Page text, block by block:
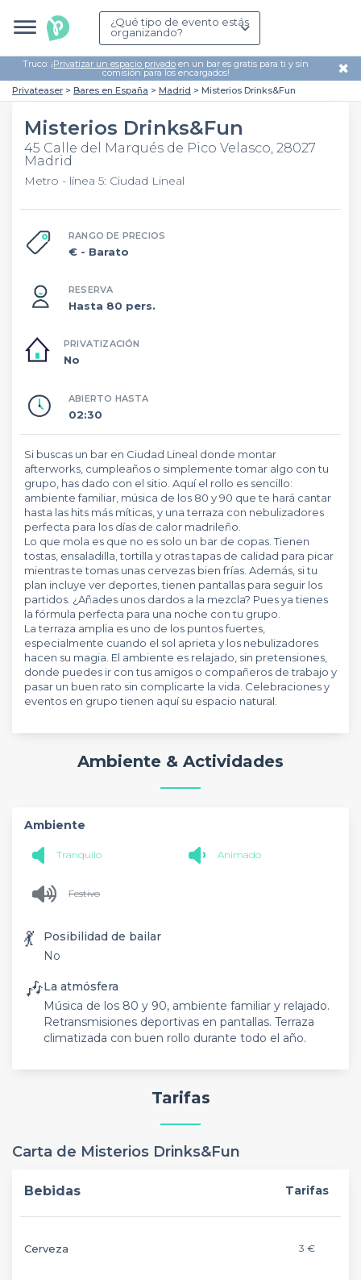
¿Qué tipo de evento estás
organizando?
Truco: ¡Privatizar un espacio privado en un bar es gratis para ti y sin
comisión para los encargados! ✖
Privateaser Bares en España Madrid Misterios Drinks&Fun
Misterios Drinks&Fun
45 Calle del Marqués de Pico Velasco, 28027
Madrid
Metro - línea 5: Ciudad Lineal
RANGO DE PRECIOS
€ - Barato
RESERVA
Hasta 80 pers.
PRIVATIZACIÓN
No
ABIERTO HASTA
02:30
Si buscas un bar en Ciudad Lineal donde montar
afterworks, cumpleaños o simplemente tomar algo con tu
grupo, has dado con el sitio. Aquí el rollo es sencillo:
ambiente familiar, música de los 80 y 90 que te hará cantar
hasta las hits más míticas, y una terraza con nebulizadores
perfecta para los días de calor madrileño.
Lo que mola es que no es solo un bar de copas. Tienen
tostas, ensaladilla, tortilla y otras tapas de calidad para picar
mientras te tomas unas cervezas bien frías. Además, si tu
plan incluye ver deportes, tienen pantallas para seguir los
partidos. ¿Añades unos dardos a la mezcla? Pues ya tienes
la fórmula perfecta para una noche con tu grupo.
La terraza amplia es uno de los puntos fuertes,
especialmente cuando el sol aprieta y los nebulizadores
hacen su magia. El ambiente es relajado, sin pretensiones,
donde puedes ir con tus amigos o compañeros de trabajo y
pasar un buen rato sin complicarte la vida. Celebraciones y
eventos en grupo tienen aquí su espacio natural.
Ambiente & Actividades
Ambiente
Tranquilo Animado
Festivo
💃
Posibilidad de bailar
No
🎶La atmósfera
Música de los 80 y 90, ambiente familiar y relajado.
Retransmisiones deportivas en pantallas. Terraza
climatizada con buen rollo durante todo el año.
Tarifas
Carta de Misterios Drinks&Fun
Bebidas Tarifas
Cerveza 3 €